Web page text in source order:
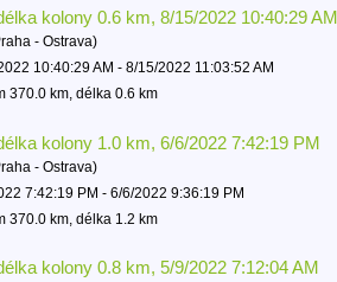
kolony 0.6 km, 8/15/2022 10:40:29 AM
- Ostrava)
10:40:29 AM - 8/15/2022 11:03:52 AM
370.0 km, délka 0.6 km
kolony 1.0 km, 6/6/2022 7:42:19 PM
- Ostrava)
7:42:19 PM - 6/6/2022 9:36:19 PM
370.0 km, délka 1.2 km
kolony 0.8 km, 5/9/2022 7:12:04 AM